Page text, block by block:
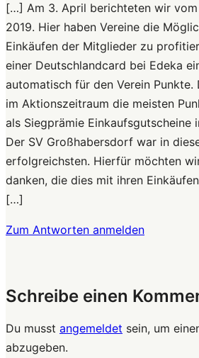
[…] Am 3. April berichteten wir vom
2019. Hier haben Vereine die
Einkäufen der Mitglieder zu
einer Deutschlandcard bei Edeka
automatisch für den Verein Punkte.
im Aktionszeitraum die meisten
als Siegprämie Einkaufsgutscheine
Der SV Großhabersdorf war in
erfolgreichsten. Hierfür möchten
danken, die dies mit ihren
[…]
Zum Antworten anmelden
Schreibe einen
Du musst angemeldet sein, um
abzugeben.